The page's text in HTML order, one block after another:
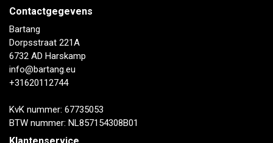
Contactgegevens
Bartang
Dorpsstraat 221A
6732 AD Harskamp
info@bartang.eu
+31620112744
KvK nummer: 67735053
BTW nummer: NL857154308B01